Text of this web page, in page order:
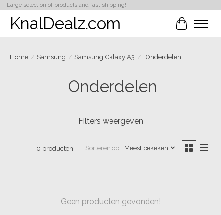
Large selection of products and fast shipping!
KnalDealz.com
Home / Samsung / Samsung Galaxy A3 / Onderdelen
Onderdelen
Filters weergeven
0 producten Sorteren op Meest bekeken
Geen producten gevonden!